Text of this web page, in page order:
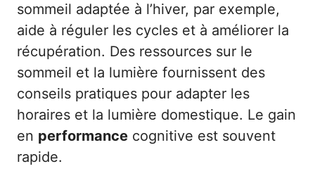
sommeil adaptée à l’hiver, par exemple,
aide à réguler les cycles et à améliorer la
récupération. Des ressources sur le
sommeil et la lumière fournissent des
conseils pratiques pour adapter les
horaires et la lumière domestique. Le gain
en performance cognitive est souvent
rapide.